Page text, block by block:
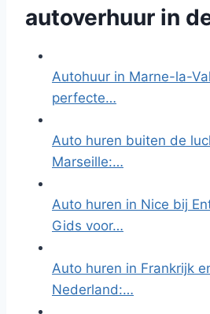
autoverhuur in
Autohuur in Marne-la-
perfecte…
Auto huren buiten de
Marseille:…
Auto huren in Nice bij
Gids voor…
Auto huren in Frankrijk
Nederland:…